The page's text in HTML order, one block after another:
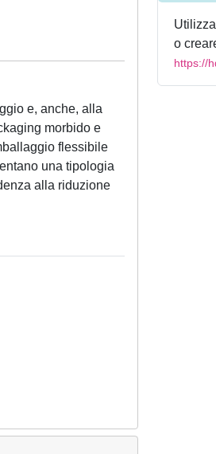
e, anche, alla
morbido e
flessibile
una tipologia
alla riduzione
o
https://